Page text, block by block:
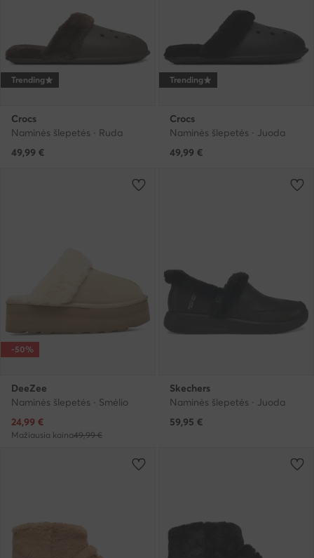
Trending
Crocs
Naminės šlepetės · Ruda
49,99 €
Trending
Crocs
Naminės šlepetės · Juoda
49,99 €
-50%
DeeZee
Naminės šlepetės · Smėlio
Dabartinė kaina
24,99 €
Mažiausia kaina49,99 €
Skechers
Naminės šlepetės · Juoda
59,95 €